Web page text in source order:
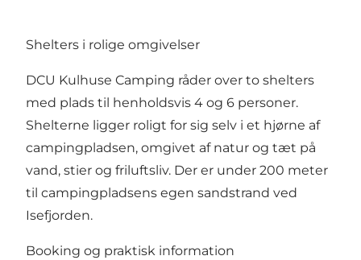
Shelters i rolige omgivelser
DCU Kulhuse Camping råder over to shelters
med plads til henholdsvis 4 og 6 personer.
Shelterne ligger roligt for sig selv i et hjørne af
campingpladsen, omgivet af natur og tæt på
vand, stier og friluftsliv. Der er under 200 meter
til campingpladsens egen sandstrand ved
Isefjorden.
Booking og praktisk information